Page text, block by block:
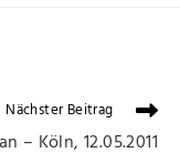
Nächster Beitrag
– Köln, 12.05.2011